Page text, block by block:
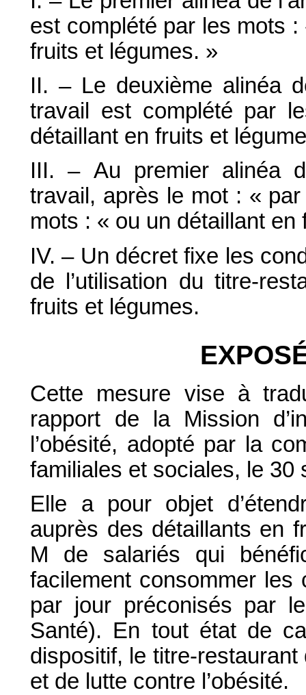
est complété par les mots
fruits et légumes. »
II. – Le deuxième alinéa
travail est complété par
détaillant en fruits et
III. – Au premier alinéa
travail, après le mot : «
mots : « ou un détaillant en
IV. – Un décret fixe les
de l’utilisation du titre-
fruits et légumes.
Cette mesure vise à
rapport de la Mission
l’obésité, adopté par la
familiales et sociales, le 30
Elle a pour objet
auprès des détaillants en
M de salariés qui
facilement consommer
par jour préconisés par
Santé). En tout état de
dispositif, le titre-
et de lutte contre l’obésité.